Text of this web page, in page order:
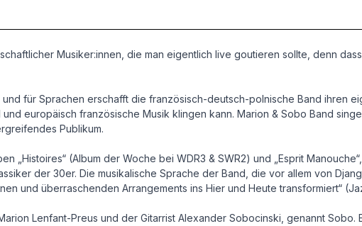
Musiker:innen, die man eigentlich live goutieren sollte, denn
für Sprachen erschafft die französisch-deutsch-polnische Band ihren
europäisch französische Musik klingen kann. Marion & Sobo Band
Publikum.
„Histoires“ (Album der Woche bei WDR3 & SWR2) und „Esprit
der 30er. Die musikalische Sprache der Band, die vor allem von
und überraschenden Arrangements ins Hier und Heute transformiert“
Lenfant-Preus und der Gitarrist Alexander Sobocinski, genannt Sobo.